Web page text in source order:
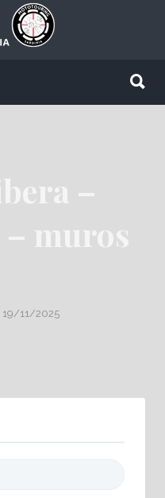
–
– muros
19/11/2025